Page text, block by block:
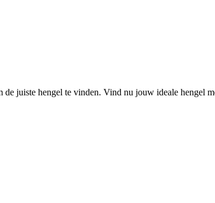
juiste hengel te vinden. Vind nu jouw ideale hengel